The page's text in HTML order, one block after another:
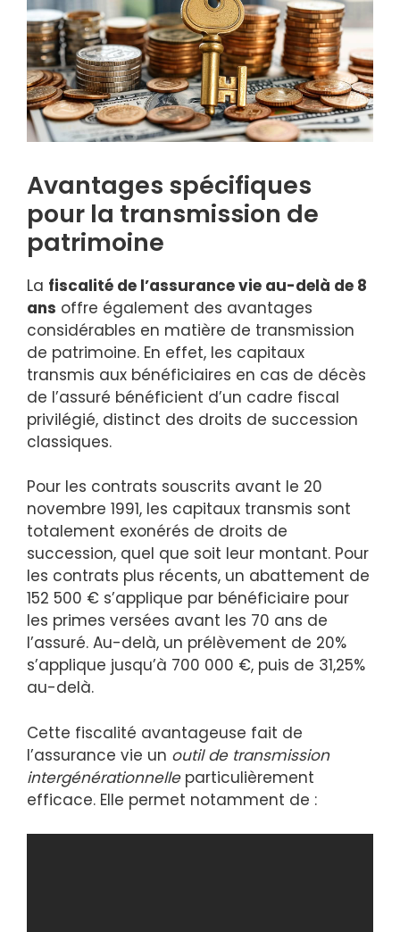
Avantages spécifiques
pour la transmission de
patrimoine
La fiscalité de l’assurance vie au-delà de 8
ans offre également des avantages
considérables en matière de transmission
de patrimoine. En effet, les capitaux
transmis aux bénéficiaires en cas de décès
de l’assuré bénéficient d’un cadre fiscal
privilégié, distinct des droits de succession
classiques.
Pour les contrats souscrits avant le 20
novembre 1991, les capitaux transmis sont
totalement exonérés de droits de
succession, quel que soit leur montant. Pour
les contrats plus récents, un abattement de
152 500 € s’applique par bénéficiaire pour
les primes versées avant les 70 ans de
l’assuré. Au-delà, un prélèvement de 20%
s’applique jusqu’à 700 000 €, puis de 31,25%
au-delà.
Cette fiscalité avantageuse fait de
l’assurance vie un outil de transmission
intergénérationnelleparticulièrement
efficace. Elle permet notamment de :